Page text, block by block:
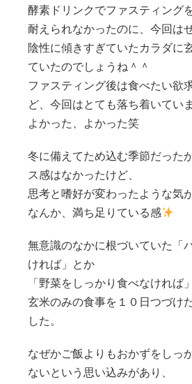
酵素ドリンクでファスティング
耐えられなかったのに、今回は
陰性に傾きすぎていたカラダに
ていたのでしょうね＾＾
ファスティング後は食べたい欲
ど、今回はとても落ち着いていま
よかった、よかった笑
冬に備えてため込む季節だった
ス感はなかったけど、
思考と嗜好が変わったような気
なんか、満ち足りている感
無意識のなかに根づいていた「
ければ」とか
「野菜をしっかり食べなければ
玄米のみの食事を１０日つづけ
した。
なぜかご飯よりもおかずをしっ
ないという思い込みがあり、